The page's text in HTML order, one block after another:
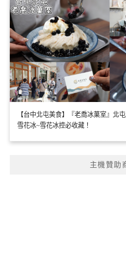
【台中北屯美食】『老喬冰菓室』北
雪花冰~雪花冰控必收藏！
主機贊助